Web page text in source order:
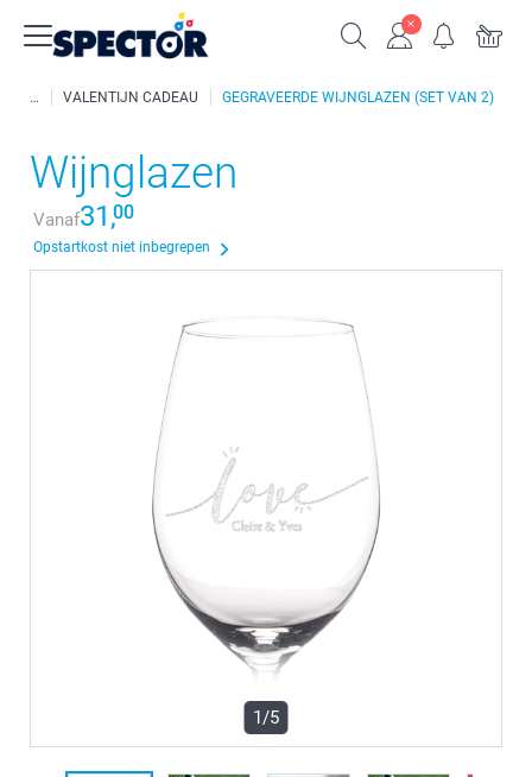
VALENTIJN CADEAU GEGRAVEERDE WIJNGLAZEN (SET VAN 2)
Wijnglazen
Vanaf31,00
Opstartkost niet inbegrepen
1/5